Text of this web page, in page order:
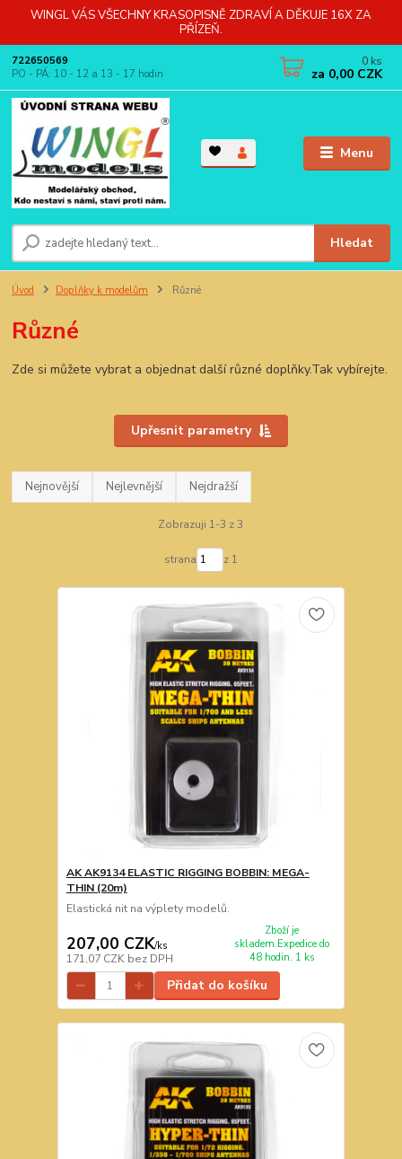
WINGL VÁS VŠECHNY KRASOPISNĚ ZDRAVÍ A DĚKUJE 16X ZA
PŘÍZEŇ.
Menu
Hledat
722650569
PO - PÁ: 10 - 12 a 13 - 17 hodin
0 ks
za 0,00 CZK
Úvod Doplňky k modelům Různé
Různé
Zde si můžete vybrat a objednat další různé doplňky.Tak vybírejte.
Upřesnit parametry
Nejnovější Nejlevnější Nejdražší
Zobrazuji 1-3 z 3
strana z 1
AK AK9134 ELASTIC RIGGING BOBBIN: MEGA-
THIN (20m)
Elastická nit na výplety modelů.
207,00 CZK/ks
171,07 CZK bez DPH
Zboží je
skladem.Expedice do
48 hodin. 1 ks
Přidat do košíku